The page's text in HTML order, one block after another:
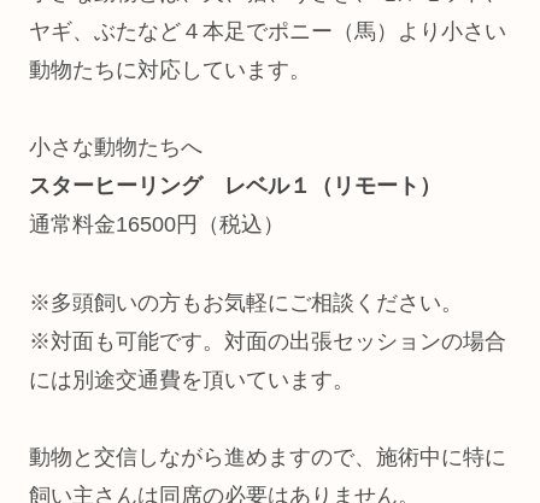
ヤギ、ぶたなど４本足でポニー（馬）より小さい
動物たちに対応しています。
小さな動物たちへ
スターヒーリング レベル１（リモート）
通常料金16500円（税込）
※多頭飼いの方もお気軽にご相談ください。
※対面も可能です。対面の出張セッションの場合
には別途交通費を頂いています。
動物と交信しながら進めますので、施術中に特に
飼い主さんは同席の必要はありません。